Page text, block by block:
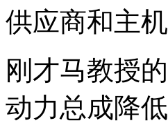
供应商和主
刚才马教授
动力总成降